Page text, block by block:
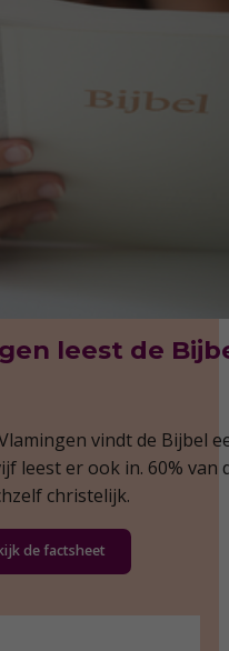
leest de
vindt de Bijbel
leest er ook in. 60% van
christelijk.
de factsheet